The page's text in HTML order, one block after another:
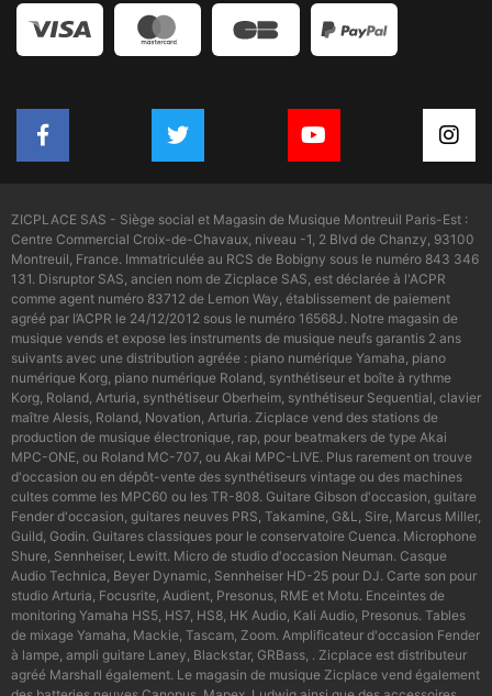
ZICPLACE SAS - Siège social et Magasin de Musique Montreuil Paris-Est :
Centre Commercial Croix-de-Chavaux, niveau -1, 2 Blvd de Chanzy, 93100
Montreuil, France. Immatriculée au RCS de Bobigny sous le numéro 843 346
131. Disruptor SAS, ancien nom de Zicplace SAS, est déclarée à l'ACPR
comme agent numéro 83712 de Lemon Way, établissement de paiement
agréé par l’ACPR le 24/12/2012 sous le numéro 16568J. Notre magasin de
musique vends et expose les instruments de musique neufs garantis 2 ans
suivants avec une distribution agréée : piano numérique Yamaha, piano
numérique Korg, piano numérique Roland, synthétiseur et boîte à rythme
Korg, Roland, Arturia, synthétiseur Oberheim, synthétiseur Sequential, clavier
maître Alesis, Roland, Novation, Arturia. Zicplace vend des stations de
production de musique électronique, rap, pour beatmakers de type Akai
MPC-ONE, ou Roland MC-707, ou Akai MPC-LIVE. Plus rarement on trouve
d'occasion ou en dépôt-vente des synthétiseurs vintage ou des machines
cultes comme les MPC60 ou les TR-808. Guitare Gibson d'occasion, guitare
Fender d'occasion, guitares neuves PRS, Takamine, G&L, Sire, Marcus Miller,
Guild, Godin. Guitares classiques pour le conservatoire Cuenca. Microphone
Shure, Sennheiser, Lewitt. Micro de studio d'occasion Neuman. Casque
Audio Technica, Beyer Dynamic, Sennheiser HD-25 pour DJ. Carte son pour
studio Arturia, Focusrite, Audient, Presonus, RME et Motu. Enceintes de
monitoring Yamaha HS5, HS7, HS8, HK Audio, Kali Audio, Presonus. Tables
de mixage Yamaha, Mackie, Tascam, Zoom. Amplificateur d'occasion Fender
à lampe, ampli guitare Laney, Blackstar, GRBass, . Zicplace est distributeur
agréé Marshall également. Le magasin de musique Zicplace vend également